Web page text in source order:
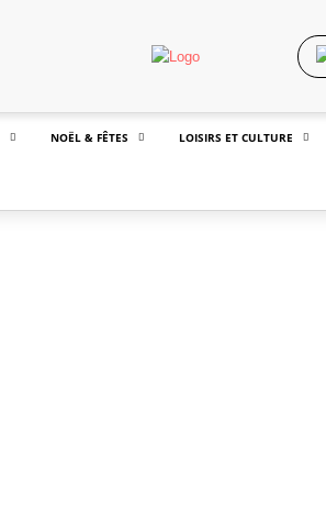
NOËL & FÊTES LOISIRS ET CULTURE